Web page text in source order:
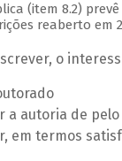
(item 8.2)
reaberto em
o
a autoria de
em termos